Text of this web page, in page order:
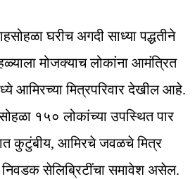
घरीच अगदी साध्या पद्धतीने
मोजक्याच लोकांना आमंत्रित
आमिरच्या मित्रपरिवार देखील आहे.
१५० लोकांच्या उपस्थित पार
कुटुंबीय, आमिरचे जवळचे मित्र
सेलिब्रिटींचा समावेश असेल.